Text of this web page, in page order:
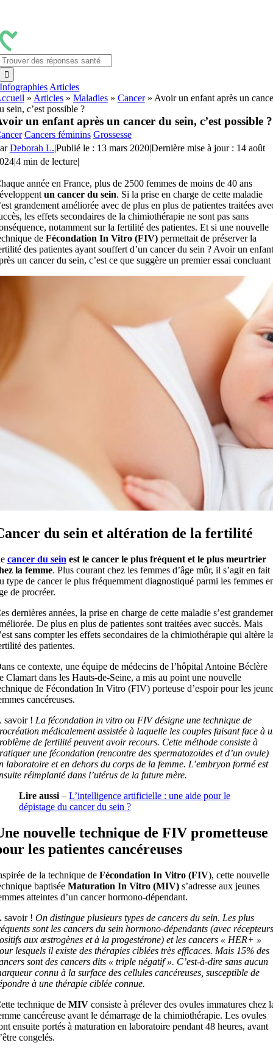
contenu
Infographies Articles
» Articles» Maladies» Cancer» Avoir un enfant après un
sein, c’est possible ?
un enfant après un cancer du sein, c’est possible ?
Cancers féminins Grossesse
Deborah L.|Publié le : 13 mars 2020|Dernière mise à jour : 14 août
|4 min de lecture|
année en France, plus de 2500 femmes de moins de 40 ans
un cancer du sein. Si la prise en charge de cette maladie
grandement améliorée avec de plus en plus de patientes traitées
les effets secondaires de la chimiothérapie ne sont pas sans
notamment sur la fertilité des patientes. Et si une nouvelle
de Fécondation In Vitro (FIV)permettait de préserver la
des patientes ayant souffert d’un cancer du sein ? Avoir un enfant
un cancer du sein, c’est ce que suggère un premier essai concluant
du sein et altération de la fertilité
cancer du sein est le cancer le plus fréquent et le plus meurtrier
la femme. Plus courant chez les femmes d’âge mûr, il s’agit en fait
type de cancer le plus fréquemment diagnostiqué parmi les femmes
de procréer.
dernières années, la prise en charge de cette maladie s’est
De plus en plus de patientes sont traitées avec succès. Mais
sans compter les effets secondaires de la chimiothérapie qui altère
des patientes.
ce contexte, une équipe de médecins de l’hôpital Antoine Béclère
Clamart dans les Hauts-de-Seine, a mis au point une nouvelle
de Fécondation In Vitro (FIV) porteuse d’espoir pour les
cancéreuses.
savoir ! La fécondation in vitro ou FIV désigne une technique de
médicalement assistée à laquelle les couples faisant face à
de fertilité peuvent avoir recours. Cette méthode consiste à
une fécondation (rencontre des spermatozoïdes et d’un ovule)
laboratoire et en dehors du corps de la femme. L’embryon formé est
réimplanté dans l’utérus de la future mère.
Lire aussi– L’intelligence artificielle : une aide pour le
dépistage du cancer du sein ?
nouvelle technique de FIV prometteuse
les patientes cancéreuses
de la technique de Fécondation In Vitro (FIV), cette nouvelle
baptisée Maturation In Vitro (MIV)s’adresse aux jeunes
atteintes d’un cancer hormono-dépendant.
savoir ! On distingue plusieurs types de cancers du sein. Les plus
sont les cancers du sein hormono-dépendants (avec récepteurs
aux œstrogènes et à la progestérone) et les cancers « HER+ »
lesquels il existe des thérapies ciblées très efficaces. Mais 15% des
sont des cancers dits « triple négatif ». C’est-à-dire sans aucun
connu à la surface des cellules cancéreuses, susceptible de
à une thérapie ciblée connue.
technique deMIV consiste à prélever des ovules immatures chez
cancéreuse avant le démarrage de la chimiothérapie. Les ovules
ensuite portés à maturation en laboratoire pendant 48 heures, avant
congelés.